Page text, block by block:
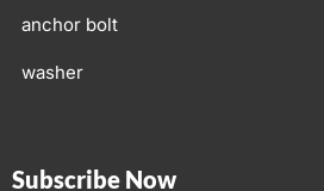
anchor bolt
washer
Subscribe Now